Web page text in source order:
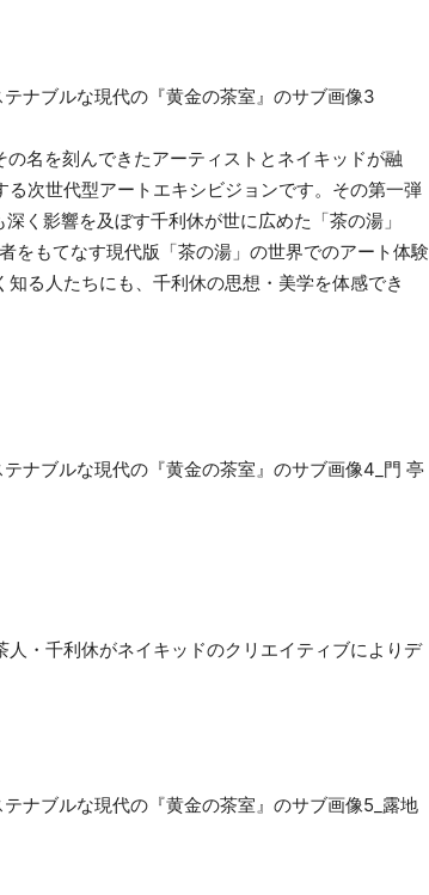
名を刻んできたアーティストとネイキッドが融
次世代型アートエキシビジョンです。その第一弾
く影響を及ぼす千利休が世に広めた「茶の湯」
をもてなす現代版「茶の湯」の世界でのアート体験
る人たちにも、千利休の思想・美学を体感でき
・千利休がネイキッドのクリエイティブによりデ